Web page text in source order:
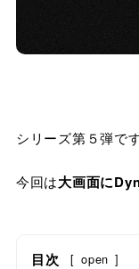
シリーズ第５弾です
今回は大画面に
目次 [ open ]